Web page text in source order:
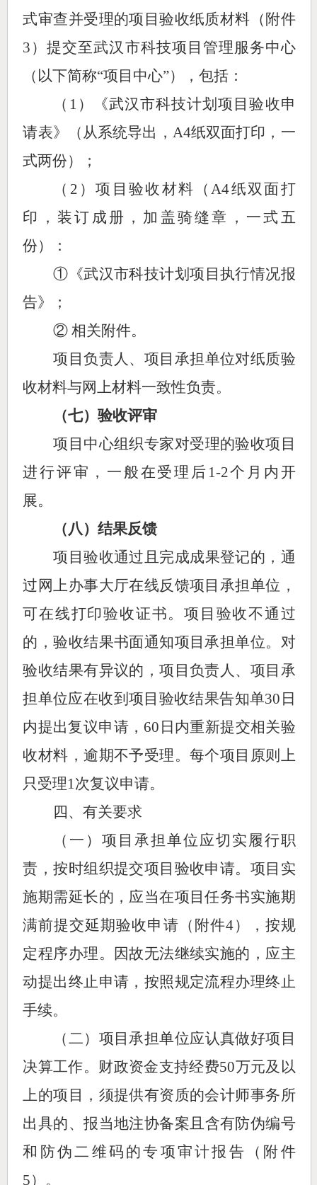
式审查并受理的项目验收纸质材料（附件
3）提交至武汉市科技项目管理服务中心
（以下简称“项目中心”）
，包括：
（ 1）《武汉市科技计划项目验收申
请表》（从系统导出，A4纸双面打印，一
式两份）；
（ 2）项目验收材料（A4纸双面打
印，装订成册，加盖骑缝章，一式五
份）：
①《武汉市科技计划项目执行情况报
告》；
② 相关附件。
项目负责人、项目承担单位对纸质验
收材料与网上材料一致性负责。
（七）验收评审
项目中心组织专家对受理的验收项目
进行评审，一般在受理后 1-2个月内开
展。
（八）结果反馈
项目验收通过且完成成果登记的 ，通
过网上办事大厅在线反馈项目承担单位，
可在线打印验收证书。项目验收不通过
的，验收结果书面通知项目承担单位。 对
验收结果有异议的，项目负责人、项目承
担单位应在收到项目验收结果告知单30日
内提出复议申请，60日内重新提交相关验
收材料，逾期不予受理。每个项目原则上
只受理1次复议申请。
四、有关要求
（一）项目承担单位应切实履行职
责，按时组织提交项目验收申请。项目实
施期需延长的，应当在项目任务书实施期
满前提交延期验收申请（附件4），按规
定程序办理。因故无法继续实施的，应主
动提出终止申请，按照规定流程办理终止
手续。
（二）项目承担单位应认真做好项目
决算工作。财政资金支持经费50万元及以
上的项目，须提供有资质的会计师事务所
出具的、报 当地注协备案且含有防伪编号
和防伪二维码的专项审计报告（附件
5） 。